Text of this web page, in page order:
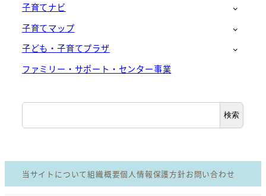
子育てナビ
子育てマップ
子ども・子育てプラザ
ファミリー・サポート・センター事業
検
索
検索
当サイトについて組織概要個人情報保護方針お問い合わせ